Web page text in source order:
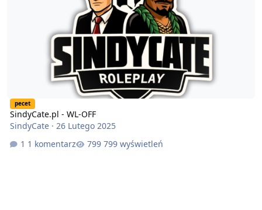
pecet
SindyCate.pl - WL-OFF
SindyCate· 26 Lutego 2025
1 komentarz
799 wyświetleń